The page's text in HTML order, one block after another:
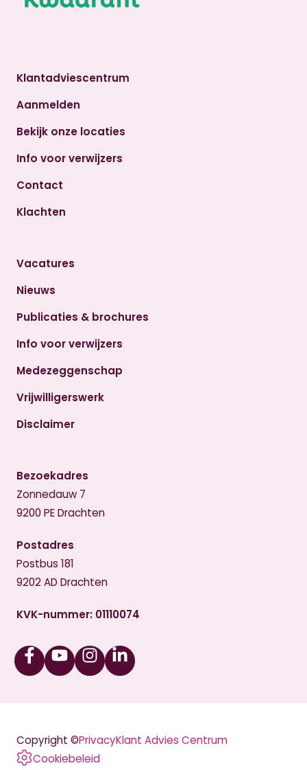
Klantadviescentrum
Aanmelden
Bekijk onze locaties
Info voor verwijzers
Contact
Klachten
Vacatures
Nieuws
Publicaties & brochures
Info voor verwijzers
Medezeggenschap
Vrijwilligerswerk
Disclaimer
Bezoekadres
Zonnedauw 7
9200 PE Drachten
Postadres
Postbus 181
9202 AD Drachten
KVK-nummer: 01110074
FacebookYoutubeInstagramLinkedin
Copyright ©PrivacyKlant Advies Centrum
Cookiebeleid